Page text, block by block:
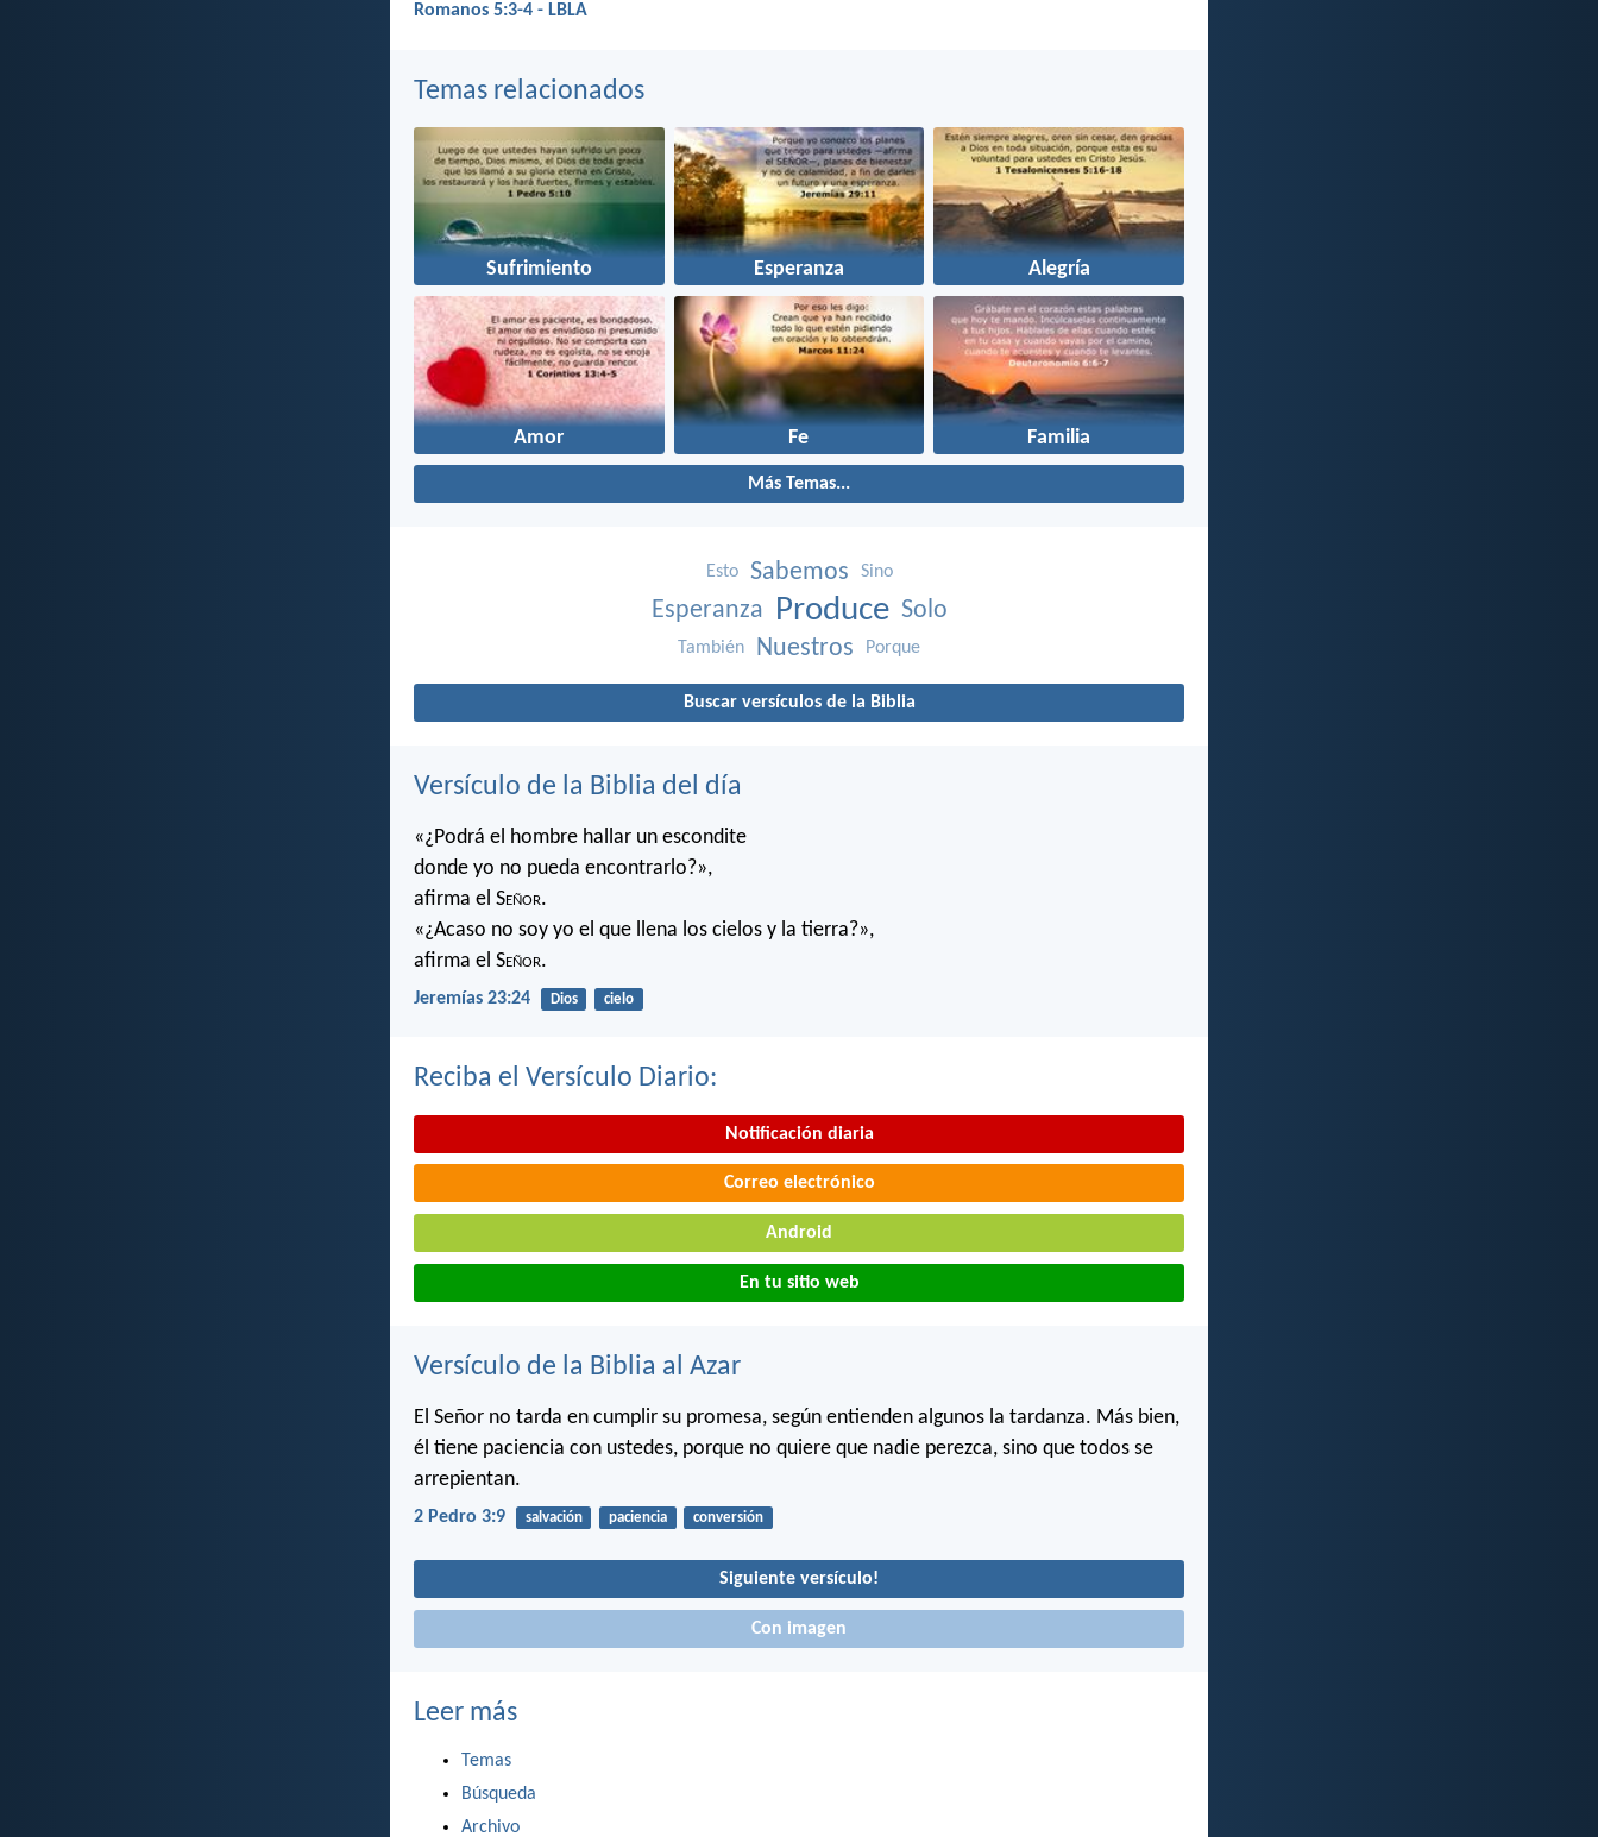
Romanos 5:3-4 - LBLA
Temas relacionados
Sufrimiento Esperanza Alegría
Amor Fe Familia
Más Temas...
Esto Sabemos Sino
Esperanza Produce Solo
También Nuestros Porque
Buscar versículos de la Biblia
Versículo de la Biblia del día
«¿Podrá el hombre hallar un escondite
donde yo no pueda encontrarlo?»,
afirma el Señor.
«¿Acaso no soy yo el que llena los cielos y la tierra?»,
afirma el Señor.
Jeremías 23:24 Dios cielo
Reciba el Versículo Diario:
Notificación diaria
Correo electrónico
Android
En tu sitio web
Versículo de la Biblia al Azar
El Señor no tarda en cumplir su promesa, según entienden algunos la tardanza. Más bien,
él tiene paciencia con ustedes, porque no quiere que nadie perezca, sino que todos se
arrepientan.
2 Pedro 3:9 salvación paciencia conversión
Siguiente versículo!
Con imagen
Leer más
Temas
Búsqueda
Archivo